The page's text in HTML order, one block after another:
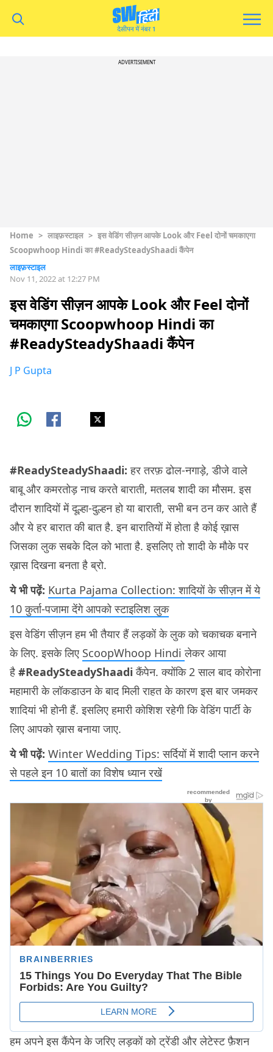
ADVERTISEMENT
Home > लाइफ़स्टाइल > इस वेडिंग सीज़न आपके Look और Feel दोनों चमकाएगा
Scoopwhoop Hindi का #ReadySteadyShaadi कैंपेन
लाइफ़स्टाइल
Nov 11, 2022 at 12:27 PM
इस वेडिंग सीज़न आपके Look और Feel दोनों
चमकाएगा Scoopwhoop Hindi का
#ReadySteadyShaadi कैंपेन
J P Gupta
#ReadySteadyShaadi:हर तरफ़ ढोल-नगाड़े, डीजे वाले
बाबू और कमरतोड़ नाच करते बाराती, मतलब शादी का मौसम. इस
दौरान शादियों में दूल्हा-दुल्हन हो या बाराती, सभी बन ठन कर आते हैं
और ये हर बारात की बात है. इन बारातियों में होता है कोई ख़ास
जिसका लुक सबके दिल को भाता है. इसलिए तो शादी के मौके पर
ख़ास दिखना बनता है ब्रो.
ये भी पढ़ें: Kurta Pajama Collection: शादियों के सीज़न में ये
10 कुर्ता-पजामा देंगे आपको स्टाइलिश लुक
इस वेडिंग सीज़न हम भी तैयार हैं लड़कों के लुक को चकाचक बनाने
के लिए. इसके लिए ScoopWhoop Hindiलेकर आया
है #ReadySteadyShaadi कैंपेन. क्योंकि 2 साल बाद कोरोना
महामारी के लॉकडाउन के बाद मिली राहत के कारण इस बार जमकर
शादियां भी होनी हैं. इसलिए हमारी कोशिश रहेगी कि वेडिंग पार्टी के
लिए आपको ख़ास बनाया जाए.
ये भी पढ़ें: Winter Wedding Tips: सर्दियों में शादी प्लान करने
से पहले इन 10 बातों का विशेष ध्यान रखें
हम अपने इस कैंपेन के जरिए लड़कों को ट्रेंडी और लेटेस्ट फ़ैशन